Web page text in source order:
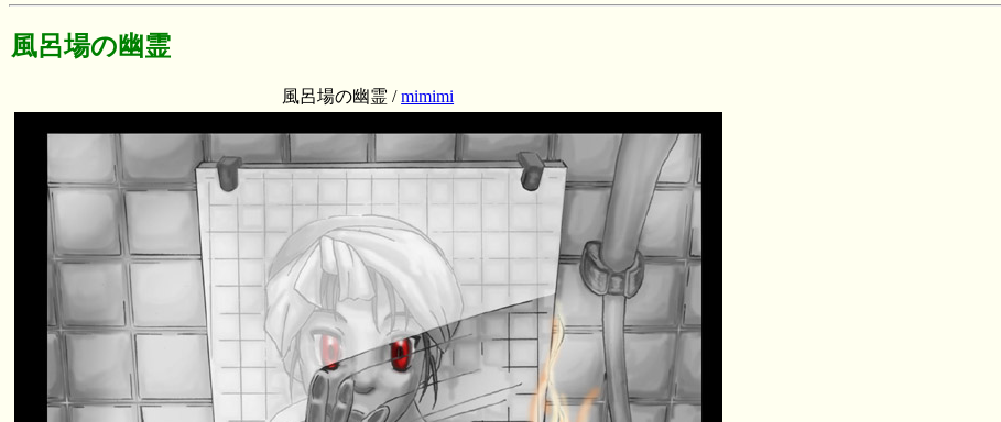
風呂場の幽霊
風呂場の幽霊 /mimimi